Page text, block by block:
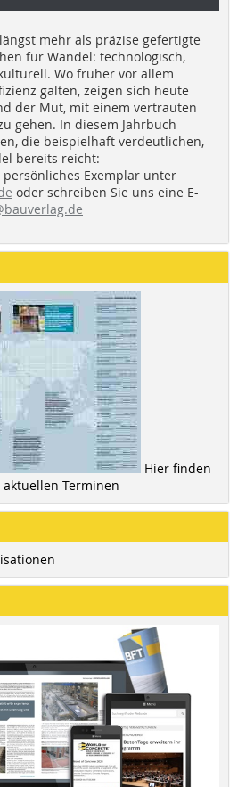
mehr als präzise gefertigte
für Wandel: technologisch,
Wo früher vor allem
galten, zeigen sich heute
der Mut, mit einem vertrauten
gehen. In diesem Jahrbuch
die beispielhaft verdeutlichen,
bereits reicht:
Exemplar unter
oder schreiben Sie uns eine E-
Hier finden
Terminen